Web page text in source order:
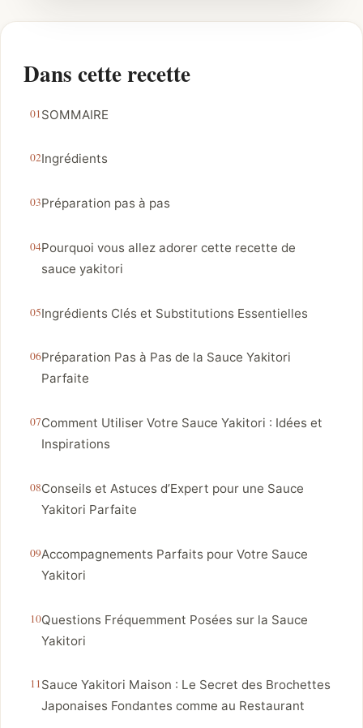
Dans cette recette
SOMMAIRE
Ingrédients
Préparation pas à pas
Pourquoi vous allez adorer cette recette de
sauce yakitori
Ingrédients Clés et Substitutions Essentielles
Préparation Pas à Pas de la Sauce Yakitori
Parfaite
Comment Utiliser Votre Sauce Yakitori : Idées et
Inspirations
Conseils et Astuces d’Expert pour une Sauce
Yakitori Parfaite
Accompagnements Parfaits pour Votre Sauce
Yakitori
Questions Fréquemment Posées sur la Sauce
Yakitori
Sauce Yakitori Maison : Le Secret des Brochettes
Japonaises Fondantes comme au Restaurant